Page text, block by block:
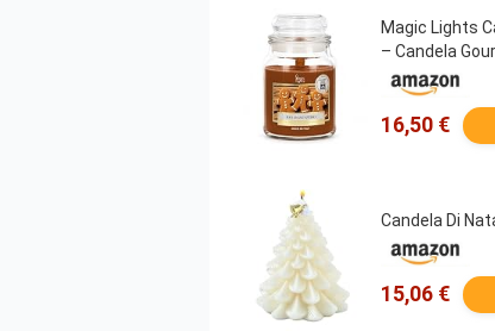
Magic Lights
– Candela
16,50 €
Candela Di
15,06 €